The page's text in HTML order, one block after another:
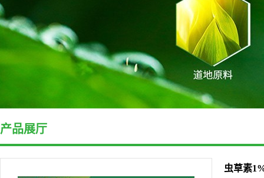
产品展厅
虫草素